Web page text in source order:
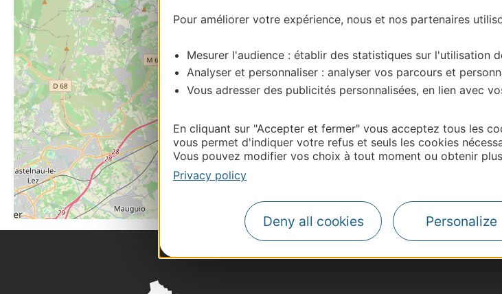
Pour améliorer votre expérience, nous et nos partenaires
Mesurer l'audience : établir des statistiques sur l'utilisation
Analyser et personnaliser : analyser vos parcours et
Vous adresser des publicités personnalisées, en lien avec
En cliquant sur "Accepter et fermer" vous acceptez tous les
vous permet d'indiquer votre refus et seuls les cookies
Vous pouvez modifier vos choix à tout moment ou obtenir
Privacy policy
Deny all cookies Personalize